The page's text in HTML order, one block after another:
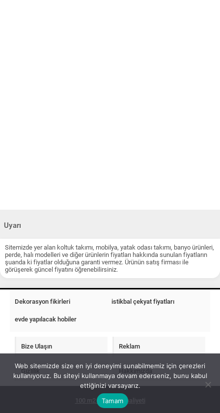
Uyarı
Sitemizde yer alan koltuk takımı, mobilya, yatak odası takımı, banyo ürünleri,
perde, halı modelleri ve diğer ürünlerin fiyatları hakkında sunulan fiyatların
şuanda ki fiyatlar olduğuna garanti vermez. Ürünün satış firması ile
görüşerek güncel fiyatını öğrenebilirsiniz.
Dekorasyon fikirleri istikbal çekyat fiyatları
evde yapılacak hobiler
Bize Ulaşın Reklam
Gizlilik Hakkımızda
100 m2 ev insaat maliyeti
Web sitemizde size en iyi deneyimi sunabilmemiz için çerezleri
kullanıyoruz. Bu siteyi kullanmaya devam ederseniz, bunu kabul
ettiğinizi varsayarız.
Tamam